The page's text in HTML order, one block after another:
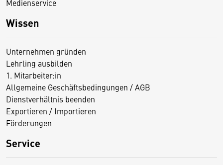
Medienservice
Wissen
Unternehmen gründen
Lehrling ausbilden
1. Mitarbeiter:in
Allgemeine Geschäftsbedingungen / AGB
Dienstverhältnis beenden
Exportieren / Importieren
Förderungen
Service